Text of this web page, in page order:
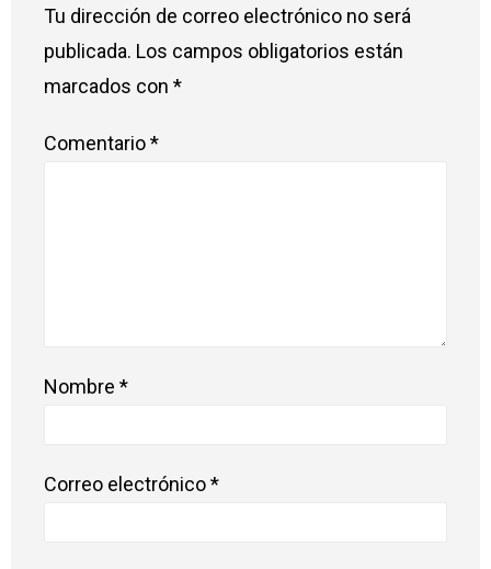
Tu dirección de correo electrónico no será
publicada. Los campos obligatorios están
marcados con *
Comentario*
Nombre *
Correo electrónico*